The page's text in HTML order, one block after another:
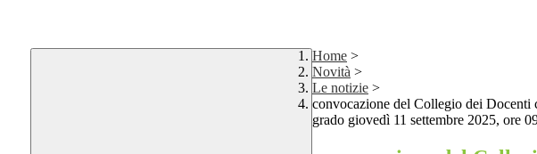
Home >
Novità >
Le notizie >
convocazione del Collegio dei
grado giovedì 11 settembre 2025, ore